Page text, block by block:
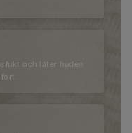
och låter huden